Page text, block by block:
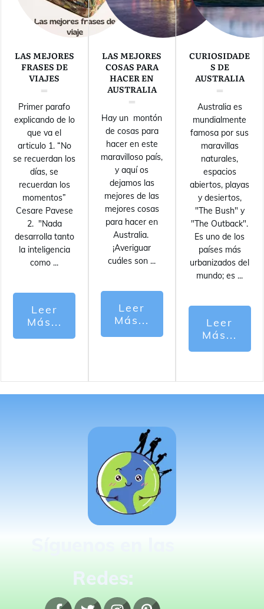
LAS MEJORES
FRASES DE
VIAJES
Primer parafo
explicando de lo
que va el
articulo 1. “No
se recuerdan los
días, se
recuerdan los
momentos”
Cesare Pavese
2. "Nada
desarrolla tanto
la inteligencia
como ...
Leer
Más...
LAS MEJORES
COSAS PARA
HACER EN
AUSTRALIA
Hay un montón
de cosas para
hacer en este
maravilloso país,
y aquí os
dejamos las
mejores de las
mejores cosas
para hacer en
Australia.
¡Averiguar
cuáles son ...
Leer
Más...
CURIOSIDADE
S DE
AUSTRALIA
Australia es
mundialmente
famosa por sus
maravillas
naturales,
espacios
abiertos, playas
y desiertos,
"The Bush" y
"The Outback".
Es uno de los
países más
urbanizados del
mundo; es ...
Leer
Más...
Redes: